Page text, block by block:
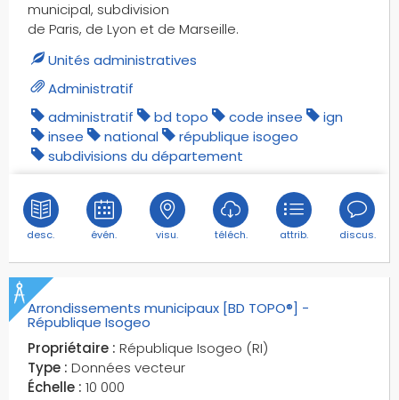
environnement urbain
ept
escaliers
escarpements
escrime
espaces maritimes
espaces publics
espaces verts
espaces végétaux
espaces végétaux naturels
espaces végétaux non-naturels
espèces d'arbres
esri
estuaires
exutoires
feux
municipal, subdivision
de Paris, de Lyon et de Marseille.
Unités administratives
Administratif
administratif
bd topo code insee
ign
insee
national
république isogeo
subdivisions du département
desc. évén. visu. téléch. attrib. discus.
Arrondissements municipaux [BD TOPO®] -
République Isogeo
Propriétaire : République Isogeo (RI)
Type : Données vecteur
Échelle : 10 000